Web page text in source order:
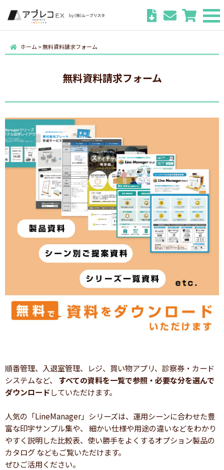
ホーム >無料資料請求フォーム
無料資料請求フォーム
順番管理、入退室管理、レジ、買い物アプリ、診察券・カード
システムなど、 すべての資料を一覧で参照・必要な分を選んで
ダウンロードしていただけます。
人気の「LineManager」シリーズは、運用シーンに合わせた豊
富な印字サンプル集や、 細かい仕様や用途の違いなどをわかり
やすく説明した比較表、使い勝手をよくするオプション製品の
カタログ などもご覧いただけます。
ぜひご活用ください。